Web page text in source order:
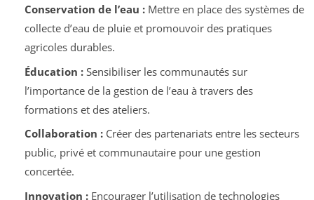
Conservation de l’eau :Mettre en place des systèmes de
collecte d’eau de pluie et promouvoir des pratiques
agricoles durables.
Éducation :Sensibiliser les communautés sur
l’importance de la gestion de l’eau à travers des
formations et des ateliers.
Collaboration :Créer des partenariats entre les secteurs
public, privé et communautaire pour une gestion
concertée.
Innovation :Encourager l’utilisation de technologies